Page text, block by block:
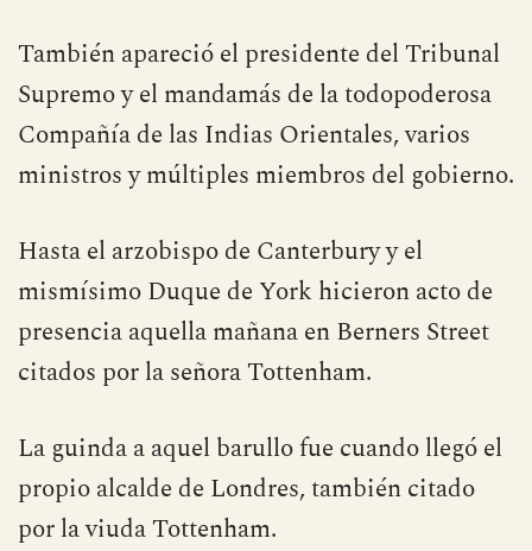
También apareció el presidente del Tribunal
Supremo y el mandamás de la todopoderosa
Compañía de las Indias Orientales, varios
ministros y múltiples miembros del gobierno.
Hasta el arzobispo de Canterbury y el
mismísimo Duque de York hicieron acto de
presencia aquella mañana en Berners Street
citados por la señora Tottenham.
La guinda a aquel barullo fue cuando llegó el
propio alcalde de Londres, también citado
por la viuda Tottenham.